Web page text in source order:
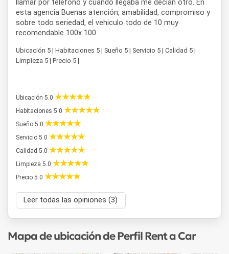
llamar por teléfono y cuando llegaba me decían otro. En
esta agencia Buenas atención, amabilidad, compromiso y
sobre todo seriedad, el vehiculo todo de 10 muy
recomendable 100x 100
Ubicación 5 | Habitaciones 5 | Sueño 5 | Servicio 5 | Calidad 5 |
Limpieza 5 | Precio 5 |
Ubicación 5.0
Habitaciones 5.0
Sueño 5.0
Servicio 5.0
Calidad 5.0
Limpieza 5.0
Precio 5.0
Leer todas las opiniones (3)
Mapa de ubicación de Perfil Rent a Car